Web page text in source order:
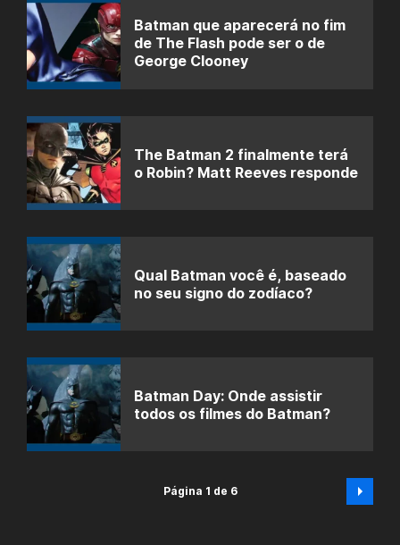
Batman que aparecerá no fim
de The Flash pode ser o de
George Clooney
The Batman 2 finalmente terá
o Robin? Matt Reeves responde
Qual Batman você é, baseado
no seu signo do zodíaco?
Batman Day: Onde assistir
todos os filmes do Batman?
Página 1 de 6